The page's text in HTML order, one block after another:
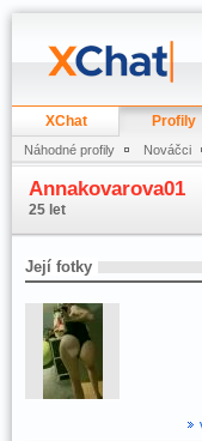
XChat Profily
Náhodné profily Nováčci
Annakovarova01
25 let
Její fotky